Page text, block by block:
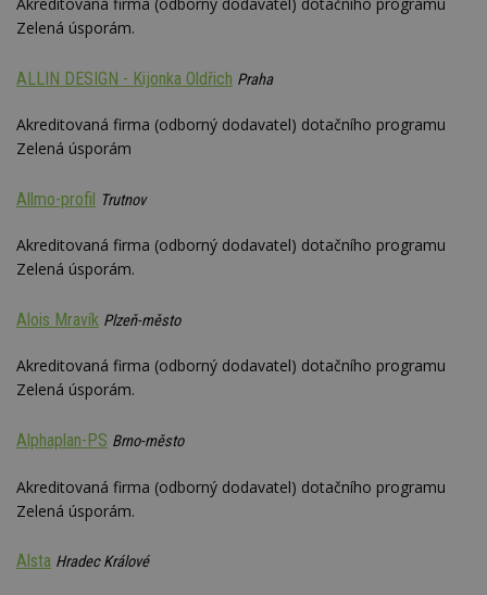
Zelená úsporám.
ALLIN DESIGN - Kijonka Oldřich Praha
Akreditovaná firma (odborný dodavatel) dotačního programu
Zelená úsporám
Allmo-profil Trutnov
Akreditovaná firma (odborný dodavatel) dotačního programu
Zelená úsporám.
Alois Mravík Plzeň-město
Akreditovaná firma (odborný dodavatel) dotačního programu
Zelená úsporám.
Alphaplan-PS Brno-město
Akreditovaná firma (odborný dodavatel) dotačního programu
Zelená úsporám.
Alsta Hradec Králové